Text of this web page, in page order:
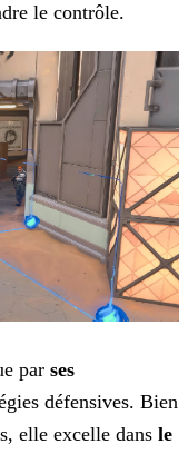
le contrôle.
par ses
défensives. Bien
elle excelle dans le